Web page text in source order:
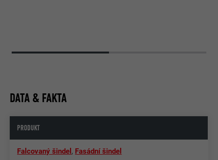
DATA & FAKTA
PRODUKT
Falcovaný šindel , Fasádní šindel